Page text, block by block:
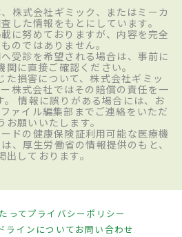
株式会社ギミック、またはミーカ
した情報をもとにしています。
に努めておりますが、内容を完全
のではありません。
受診を希望される場合は、事前に
に直接ご確認ください。
た損害について、株式会社ギミッ
株式会社ではその賠償の責任を一
情報に誤りがある場合には、お
ァイル編集部までご連絡をいただ
お願いいたします。
ドの健康保険証利用可能な医療機
、厚生労働省の情報提供のもと、
出しております。
ってプライバシーポリシー
ラインについてお問い合わせ